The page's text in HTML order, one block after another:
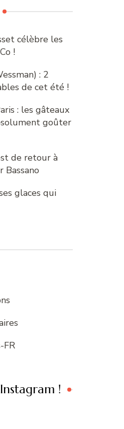
célèbre les
!
: 2
de cet été !
: les gâteaux
goûter
de retour à
Bassano
glaces qui
FR
!